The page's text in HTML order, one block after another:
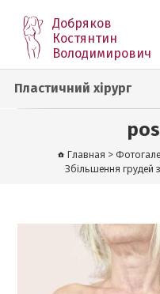
Добряков
Костянтин
Володимирович
Пластичний хірург
Главная >
Збільшення грудей